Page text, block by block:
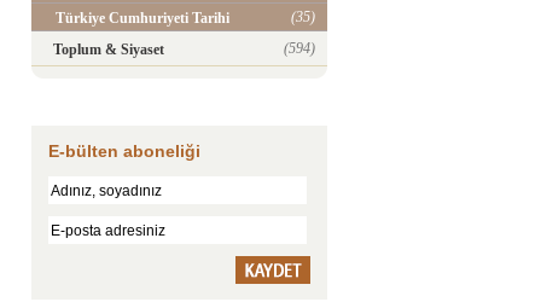
Türkiye Cumhuriyeti Tarihi
(35)
Toplum & Siyaset
(594)
E-bülten aboneliği